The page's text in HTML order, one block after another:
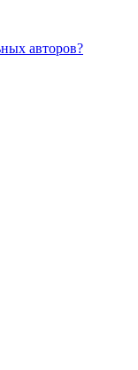
авторов?